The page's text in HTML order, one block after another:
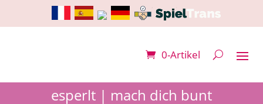
0-Artikel
esperlt | mach dich bunt